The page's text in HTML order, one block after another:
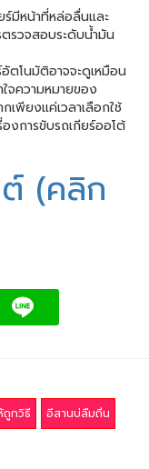
ร์มีหน้าที่หล่อลื่นและ
รวจสอบระดับน้ำมัน
ตโนมัติอาจจะดูเหมือน
จความหมายของ
พียงแค่เวลาเลือกใช้
งการขับรถเกียร์ออโต้
(คลิก
ถูกวิธี
อีสานบ่ลืมถิ่น